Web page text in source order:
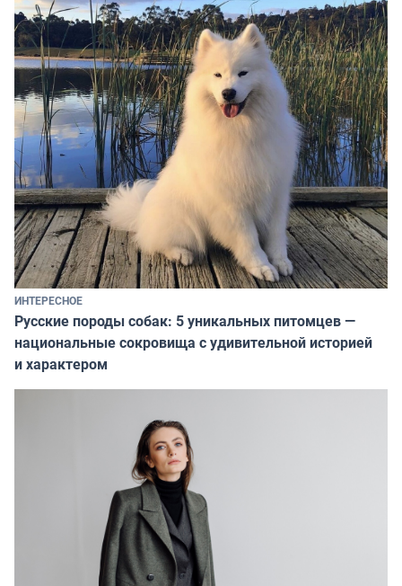
ИНТЕРЕСНОЕ
Русские породы собак: 5 уникальных питомцев —
национальные сокровища с удивительной историей
и характером